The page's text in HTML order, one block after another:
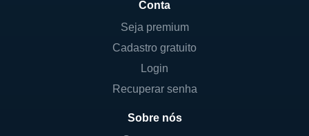
Conta
Seja premium
Cadastro gratuito
Login
Recuperar senha
Sobre nós